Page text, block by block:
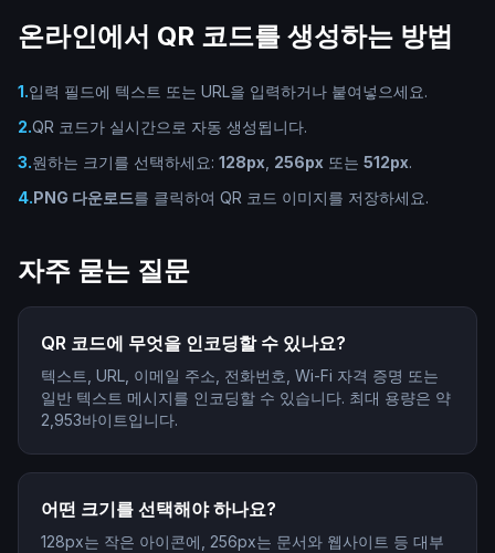
온라인에서 QR 코드를 생성하는 방법
1.입력 필드에 텍스트 또는 URL을 입력하거나 붙여넣으세요.
2.QR 코드가 실시간으로 자동 생성됩니다.
3.원하는 크기를 선택하세요: 128px 256px 또는 512px.
4.PNG 다운로드를 클릭하여 QR 코드 이미지를 저장하세요.
자주 묻는 질문
QR 코드에 무엇을 인코딩할 수 있나요?
텍스트, URL, 이메일 주소, 전화번호, Wi-Fi 자격 증명 또는
일반 텍스트 메시지를 인코딩할 수 있습니다. 최대 용량은 약
2,953바이트입니다.
어떤 크기를 선택해야 하나요?
128px는 작은 아이콘에, 256px는 문서와 웹사이트 등 대부